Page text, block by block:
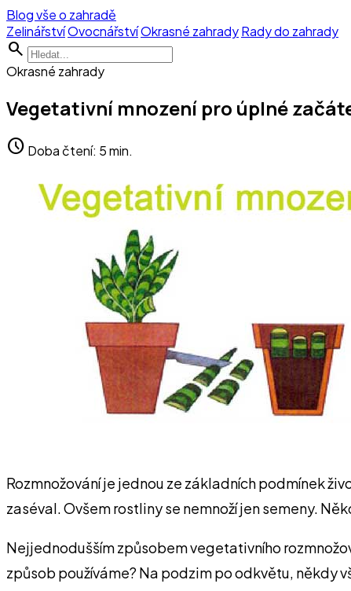
Blog vše o zahradě
ZelinářstvíOvocnářstvíOkrasné zahradyRady do zahrady
search
Okrasné zahrady
Vegetativní mnození pro úplné
schedule Doba čtení: 5 min.
Rozmnožování je jednou ze základních podmínek
zaséval. Ovšem rostliny se nemnoží jen semeny.
Nejjednodušším způsobem vegetativního
způsob používáme? Na podzim po odkvětu, někdy